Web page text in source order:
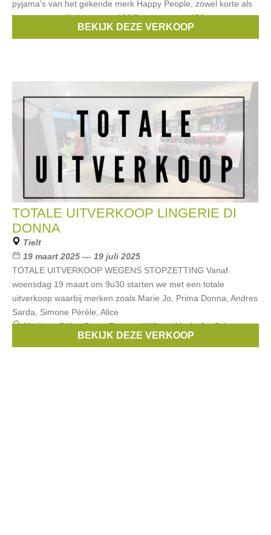
pyjama's van het gekende merk Happy People, zowel korte als
lange mouw. Kindermaten: 10€ Damesmaten: 15€
Happy People
BEKIJK DEZE VERKOOP
TOTALE UITVERKOOP LINGERIE DI
DONNA
Tielt
19 maart 2025 --- 19 juli 2025
TOTALE UITVERKOOP WEGENS STOPZETTING Vanaf
woensdag 19 maart om 9u30 starten we met een totale
uitverkoop waarbij merken zoals Marie Jo, Prima Donna, Andres
Sarda, Simone Pérèle, Alice
Merken:Björn Borg,Tommy Hilfiger,Marie Jo,Prima
BEKIJK DEZE VERKOOP